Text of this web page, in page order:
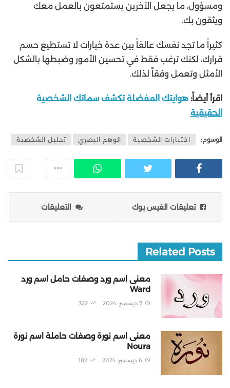
ومسؤول، ما يجعل الآخرين يستمتعون بالعمل معك
ويثقون بك.
كثيراً ما تجد نفسك عالقاً بين عدة خيارات لا تستطيع حسم
قرارك، لكنك ترغب فقط في تحسين الأمور وضبطها بالشكل
الأمثل وتعمل وفقاً لذلك.
اقرأ أيضاً:هوايتك المفضلة تكشف سماتك الشخصية
الحقيقية
الوسوم: اختبارات الشخصية الوهم البصري تحليل الشخصية
تعليقات الفيس بوك التعليقات
Related Posts
معنى اسم ورد وصفات حامل اسم ورد
Ward
7 ديسمبر، 2024 322
معنى اسم نورة وصفات حاملة اسم نورة
Noura
6 ديسمبر، 2024 182